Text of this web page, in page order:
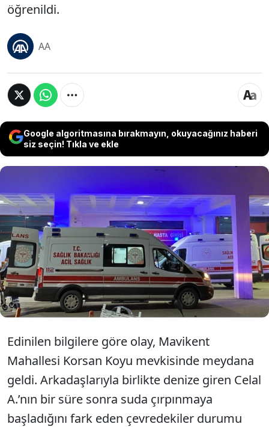
öğrenildi.
AA
Google algoritmasına bırakmayın, okuyacağınız haberi
siz seçin! Tıkla ve ekle
Antalya Kumluca’da serinlemek için denize
giren 24 yaşındaki genç, boğularak hayatını
kaybetti. Gencin denetimli serbestlik
kapsamında cezaevinden izinli olarak çıktığı
öğrenildi.
Edinilen bilgilere göre olay, Mavikent
Mahallesi Korsan Koyu mevkisinde meydana
geldi. Arkadaşlarıyla birlikte denize giren Celal
A.’nın bir süre sonra suda çırpınmaya
başladığını fark eden çevredekiler durumu